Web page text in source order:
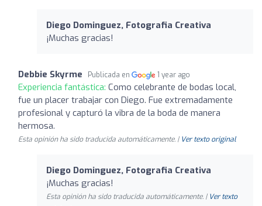
Diego Dominguez, Fotografia Creativa
¡Muchas gracias!
Debbie Skyrme Publicada en 1 year ago
Experiencia fantástica: Como celebrante de bodas local,
fue un placer trabajar con Diego. Fue extremadamente
profesional y capturó la vibra de la boda de manera
hermosa.
Esta opinión ha sido traducida automáticamente. | Ver texto original
Diego Dominguez, Fotografia Creativa
¡Muchas gracias!
Esta opinión ha sido traducida automáticamente. | Ver texto